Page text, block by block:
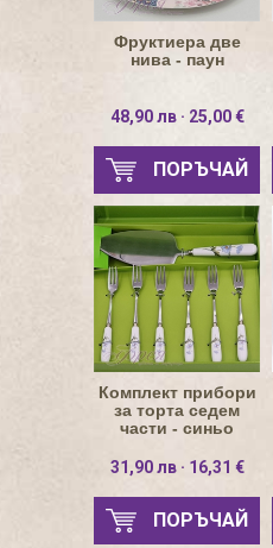
Фруктиера две
нива - паун
48,90 лв · 25,00 €
ПОРЪЧАЙ
Комплект прибори
за торта седем
части - синьо
31,90 лв · 16,31 €
ПОРЪЧАЙ